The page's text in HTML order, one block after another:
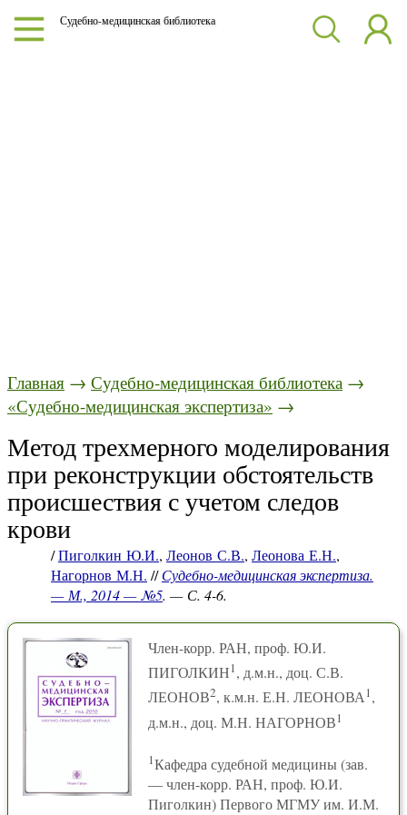
Судебно-медицинская библиотека
Главная → Судебно-медицинская библиотека →
«Судебно-медицинская экспертиза» →
Метод трехмерного моделирования
при реконструкции обстоятельств
происшествия с учетом следов
крови
/Пиголкин Ю.И., Леонов С.В., Леонова Е.Н.,
Нагорнов М.Н. //Судебно-медицинская экспертиза.
— М., 2014 — №5. — С. 4-6.
Член-корр. РАН, проф. Ю.И.
ПИГОЛКИН1, д.м.н., доц. С.В.
ЛЕОНОВ2, к.м.н. Е.Н. ЛЕОНОВА1,
д.м.н., доц. М.Н. НАГОРНОВ1
1Кафедра судебной медицины (зав.
— член-корр. РАН, проф. Ю.И.
Пиголкин) Первого МГМУ им. И.М.